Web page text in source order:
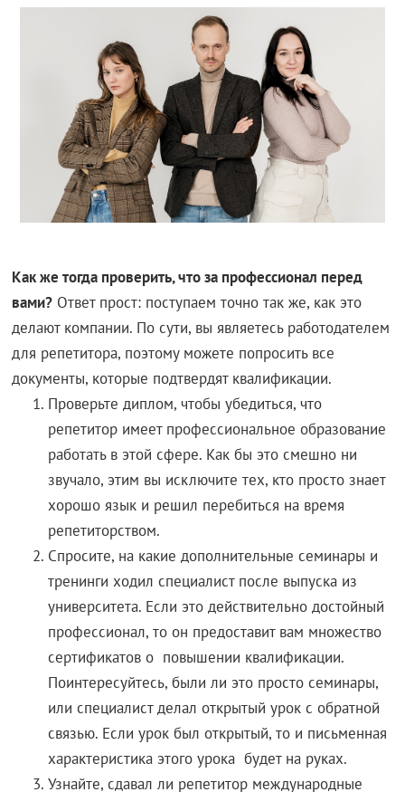
Как же тогда проверить, что за профессионал перед
вами? Ответ прост: поступаем точно так же, как это
делают компании. По сути, вы являетесь работодателем
для репетитора, поэтому можете попросить все
документы, которые подтвердят квалификации.
Проверьте диплом, чтобы убедиться, что
репетитор имеет профессиональное образование
работать в этой сфере. Как бы это смешно ни
звучало, этим вы исключите тех, кто просто знает
хорошо язык и решил перебиться на время
репетиторством.
Спросите, на какие дополнительные семинары и
тренинги ходил специалист после выпуска из
университета. Если это действительно достойный
профессионал, то он предоставит вам множество
сертификатов о повышении квалификации.
Поинтересуйтесь, были ли это просто семинары,
или специалист делал открытый урок с обратной
связью. Если урок был открытый, то и письменная
характеристика этого урока будет на руках.
Узнайте, сдавал ли репетитор международные